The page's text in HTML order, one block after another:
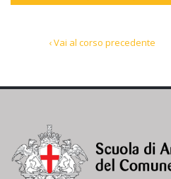
‹ Vai al corso precedente